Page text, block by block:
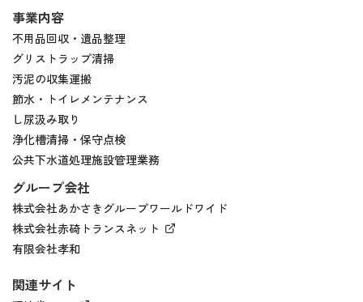
事業内容
不用品回収・遺品整理
グリストラップ清掃
汚泥の収集運搬
節水・トイレメンテナンス
し尿汲み取り
浄化槽清掃・保守点検
公共下水道処理施設管理業務
グループ会社
株式会社あかさきグループワールドワイド
株式会社赤碕トランスネット
有限会社孝和
関連サイト